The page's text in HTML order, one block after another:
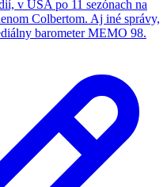
v USA po 11 sezónach na
Colbertom. Aj iné správy,
barometer MEMO 98.